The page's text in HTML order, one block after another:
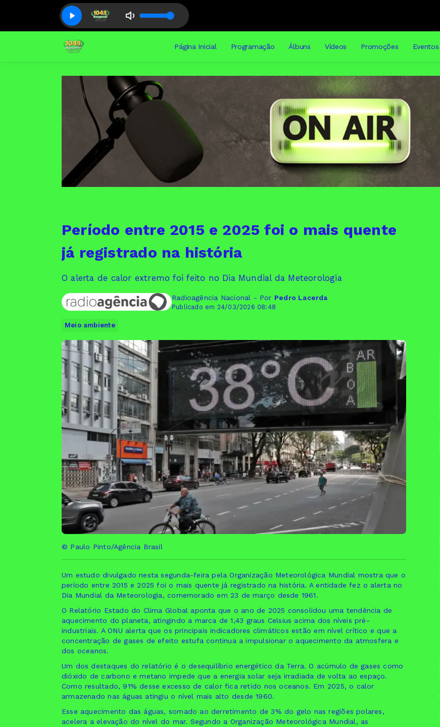
Página Inicial Programação Álbuns Vídeos Promoções Eventos
Período entre 2015 e 2025 foi o mais quente
já registrado na história
O alerta de calor extremo foi feito no Dia Mundial da Meteorologia
Radioagência Nacional - Por Pedro Lacerda
Publicado em 24/03/2026 08:48
Meio ambiente
© Paulo Pinto/Agência Brasil
Um estudo divulgado nesta segunda-feira pela Organização Meteorológica Mundial mostra que o
período entre 2015 e 2025 foi o mais quente já registrado na história. A entidade fez o alerta no
Dia Mundial da Meteorologia, comemorado em 23 de março desde 1961.
O Relatório Estado do Clima Global aponta que o ano de 2025 consolidou uma tendência de
aquecimento do planeta, atingindo a marca de 1,43 graus Celsius acima dos níveis pré-
industriais. A ONU alerta que os principais indicadores climáticos estão em nível crítico e que a
concentração de gases de efeito estufa continua a impulsionar o aquecimento da atmosfera e
dos oceanos.
Um dos destaques do relatório é o desequilíbrio energético da Terra. O acúmulo de gases como
dióxido de carbono e metano impede que a energia solar seja irradiada de volta ao espaço.
Como resultado, 91% desse excesso de calor fica retido nos oceanos. Em 2025, o calor
armazenado nas águas atingiu o nível mais alto desde 1960.
Esse aquecimento das águas, somado ao derretimento de 3% do gelo nas regiões polares,
acelera a elevação do nível do mar. Segundo a Organização Meteorológica Mundial, as